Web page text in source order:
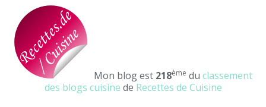
Mon blog est 218ème du classement
des blogs cuisine de Recettes de Cuisine